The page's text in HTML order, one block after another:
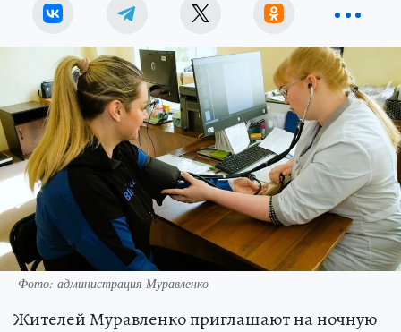
Фото: администрация Муравленко
Жителей Муравленко приглашают на ночную